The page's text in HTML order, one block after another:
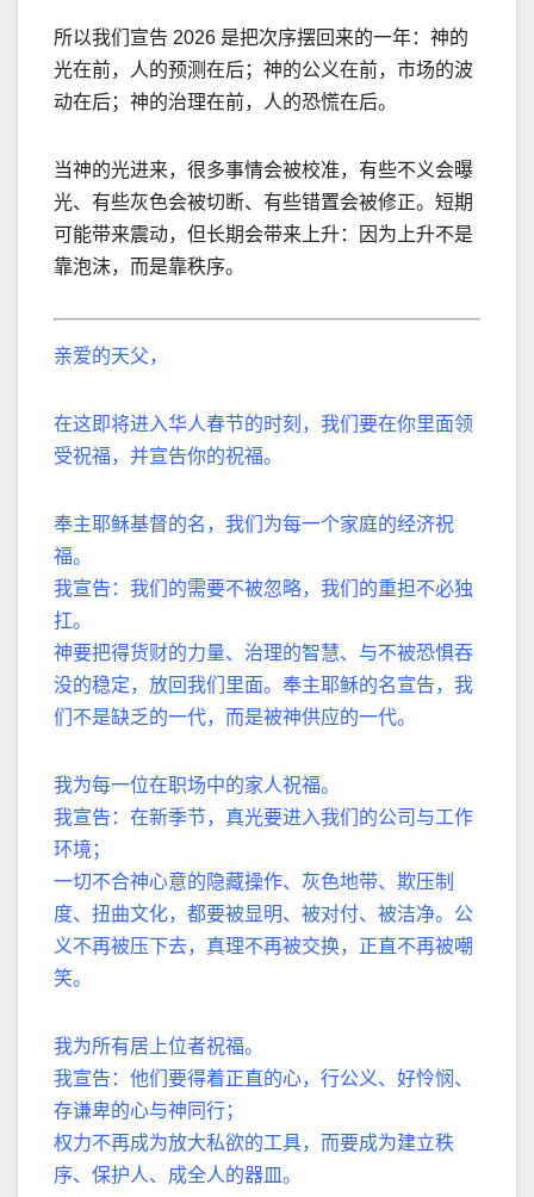
所以我们宣告 2026 是把次序摆回来的一年：神的
光在前，人的预测在后；神的公义在前，市场的波
动在后；神的治理在前，人的恐慌在后。
当神的光进来，很多事情会被校准，有些不义会曝
光、有些灰色会被切断、有些错置会被修正。短期
可能带来震动，但长期会带来上升：因为上升不是
靠泡沫，而是靠秩序。
亲爱的天父，
在这即将进入华人春节的时刻，我们要在你里面领
受祝福，并宣告你的祝福。
奉主耶稣基督的名，我们为每一个家庭的经济祝
福。
我宣告：我们的需要不被忽略，我们的重担不必独
扛。
神要把得货财的力量、治理的智慧、与不被恐惧吞
没的稳定，放回我们里面。奉主耶稣的名宣告，我
们不是缺乏的一代，而是被神供应的一代。
我为每一位在职场中的家人祝福。
我宣告：在新季节，真光要进入我们的公司与工作
环境；
一切不合神心意的隐藏操作、灰色地带、欺压制
度、扭曲文化，都要被显明、被对付、被洁净。公
义不再被压下去，真理不再被交换，正直不再被嘲
笑。
我为所有居上位者祝福。
我宣告：他们要得着正直的心，行公义、好怜悯、
存谦卑的心与神同行；
权力不再成为放大私欲的工具，而要成为建立秩
序、保护人、成全人的器皿。